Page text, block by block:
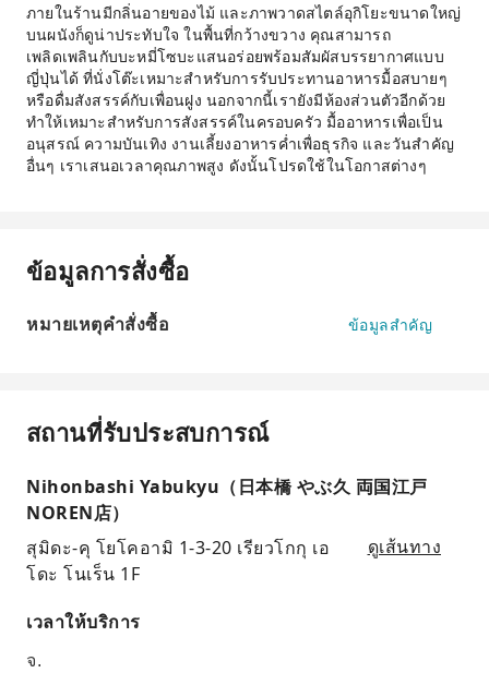
ภายในร้านมีกลิ่นอายของไม้ และภาพวาดสไตล์อุกิโยะขนาดใหญ่
บนผนังก็ดูน่าประทับใจ ในพื้นที่กว้างขวาง คุณสามารถ
เพลิดเพลินกับบะหมี่โซบะแสนอร่อยพร้อมสัมผัสบรรยากาศแบบ
ญี่ปุ่นได้ ที่นั่งโต๊ะเหมาะสำหรับการรับประทานอาหารมื้อสบายๆ
หรือดื่มสังสรรค์กับเพื่อนฝูง นอกจากนี้เรายังมีห้องส่วนตัวอีกด้วย
ทำให้เหมาะสำหรับการสังสรรค์ในครอบครัว มื้ออาหารเพื่อเป็น
อนุสรณ์ ความบันเทิง งานเลี้ยงอาหารค่ำเพื่อธุรกิจ และวันสำคัญ
อื่นๆ เราเสนอเวลาคุณภาพสูง ดังนั้นโปรดใช้ในโอกาสต่างๆ
ข้อมูลการสั่งซื้อ
หมายเหตุคำสั่งซื้อ ข้อมูลสำคัญ
สถานที่รับประสบการณ์
Nihonbashi Yabukyu（日本橋 やぶ久 両国江戸
NOREN店）
สุมิดะ-คุ โยโคอามิ 1-3-20 เรียวโกกุ เอ
โดะ โนเร็น 1F
ดูเส้นทาง
เวลาให้บริการ
จ.